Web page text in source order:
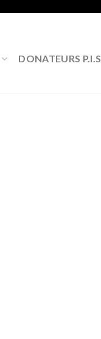
DONATEURS P.I.S